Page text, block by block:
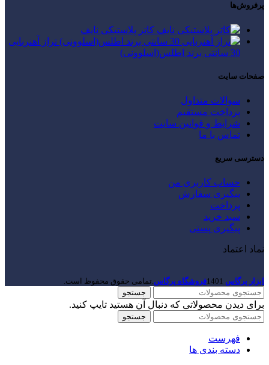
پرفروش‌ها
کاتر پلاستیکی نایف
تراز آهنربایی
30 سانتی برند اطلس(اسلوونی)
صفحات سایت
سوالات متداول
پرداخت مستقیم
شرایط و قوانین سایت
تماس با ما
دسترسی سریع
حساب کاربری من
پیگیری سفارش
پرداخت
سبد خرید
پیگیری پستی
نماد اعتماد
ابزار پرگاس 1401فروشگاه پرگاس.تمامی حقوق محفوظ است.
جستجو
برای دیدن محصولاتی که دنبال آن هستید تایپ کنید.
جستجو
فهرست
دسته بندی ها